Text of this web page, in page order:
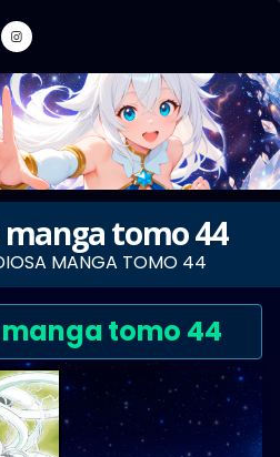
tomo 44
MANGA TOMO 44
manga tomo 44